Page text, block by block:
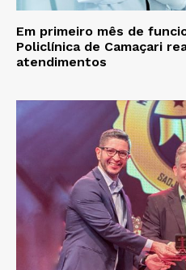
Em primeiro mês de
Policlínica de Camaçari
atendimentos